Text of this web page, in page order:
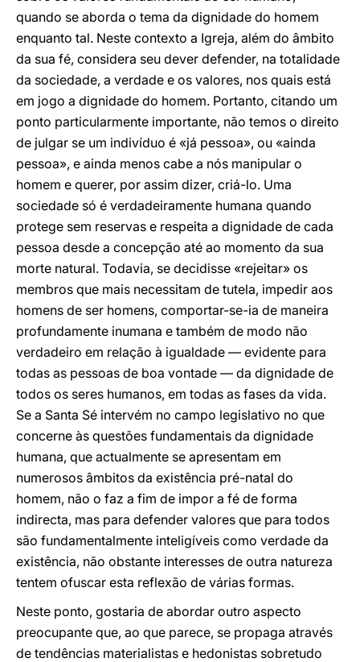
quando se aborda o tema da dignidade do homem
enquanto tal. Neste contexto a Igreja, além do âmbito
da sua fé, considera seu dever defender, na totalidade
da sociedade, a verdade e os valores, nos quais está
em jogo a dignidade do homem. Portanto, citando um
ponto particularmente importante, não temos o direito
de julgar se um indivíduo é «já pessoa», ou «ainda
pessoa», e ainda menos cabe a nós manipular o
homem e querer, por assim dizer, criá-lo. Uma
sociedade só é verdadeiramente humana quando
protege sem reservas e respeita a dignidade de cada
pessoa desde a concepção até ao momento da sua
morte natural. Todavia, se decidisse «rejeitar» os
membros que mais necessitam de tutela, impedir aos
homens de ser homens, comportar-se-ia de maneira
profundamente inumana e também de modo não
verdadeiro em relação à igualdade — evidente para
todas as pessoas de boa vontade — da dignidade de
todos os seres humanos, em todas as fases da vida.
Se a Santa Sé intervém no campo legislativo no que
concerne às questões fundamentais da dignidade
humana, que actualmente se apresentam em
numerosos âmbitos da existência pré-natal do
homem, não o faz a fim de impor a fé de forma
indirecta, mas para defender valores que para todos
são fundamentalmente inteligíveis como verdade da
existência, não obstante interesses de outra natureza
tentem ofuscar esta reflexão de várias formas.
Neste ponto, gostaria de abordar outro aspecto
preocupante que, ao que parece, se propaga através
de tendências materialistas e hedonistas sobretudo